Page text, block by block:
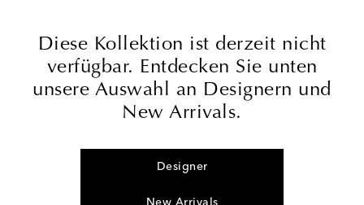
Diese Kollektion ist derzeit nicht
verfügbar. Entdecken Sie unten
unsere Auswahl an Designern und
New Arrivals.
Designer
New Arrivals